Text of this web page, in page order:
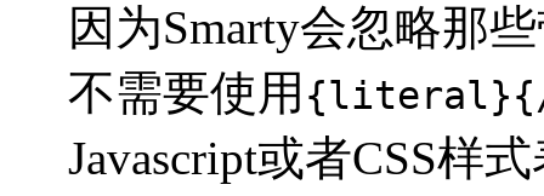
因为Smarty会忽略那
不需要使用
Javascript或者CSS样